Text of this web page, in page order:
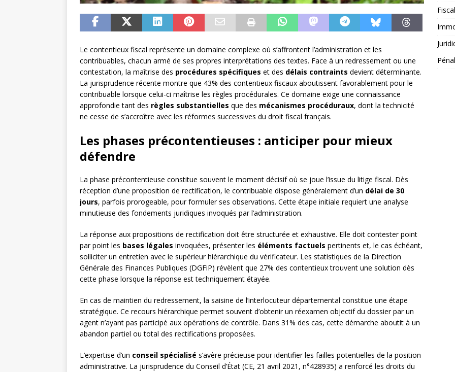
Le contentieux fiscal représente un domaine complexe où s’affrontent l’administration et les
contribuables, chacun armé de ses propres interprétations des textes. Face à un redressement ou une
contestation, la maîtrise des procédures spécifiques et des délais contraints devient déterminante.
La jurisprudence récente montre que 43% des contentieux fiscaux aboutissent favorablement pour le
contribuable lorsque celui-ci maîtrise les règles procédurales. Ce domaine exige une connaissance
approfondie tant des règles substantielles que des mécanismes procéduraux, dont la technicité
ne cesse de s’accroître avec les réformes successives du droit fiscal français.
Les phases précontentieuses : anticiper pour mieux
défendre
La phase précontentieuse constitue souvent le moment décisif où se joue l’issue du litige fiscal. Dès
réception d’une proposition de rectification, le contribuable dispose généralement d’un délai de 30
jours, parfois prorogeable, pour formuler ses observations. Cette étape initiale requiert une analyse
minutieuse des fondements juridiques invoqués par l’administration.
La réponse aux propositions de rectification doit être structurée et exhaustive. Elle doit contester point
par point les bases légales invoquées, présenter les éléments factuels pertinents et, le cas échéant,
solliciter un entretien avec le supérieur hiérarchique du vérificateur. Les statistiques de la Direction
Générale des Finances Publiques (DGFiP) révèlent que 27% des contentieux trouvent une solution dès
cette phase lorsque la réponse est techniquement étayée.
En cas de maintien du redressement, la saisine de l’interlocuteur départemental constitue une étape
stratégique. Ce recours hiérarchique permet souvent d’obtenir un réexamen objectif du dossier par un
agent n’ayant pas participé aux opérations de contrôle. Dans 31% des cas, cette démarche aboutit à un
abandon partiel ou total des rectifications proposées.
L’expertise d’un conseil spécialisé s’avère précieuse pour identifier les failles potentielles de la position
administrative. La jurisprudence du Conseil d’État (CE, 21 avril 2021, n°428935) a renforcé les droits du
Fiscal
Pénal